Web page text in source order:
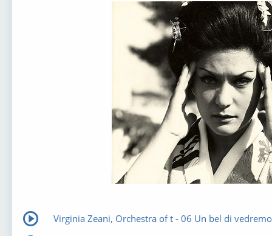
Virginia Zeani, Orchestra of t - 06 Un bel di vedremo